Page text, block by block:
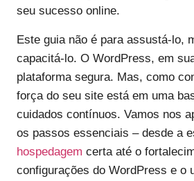
seu sucesso online.
Este guia não é para assustá-lo,
capacitá-lo. O WordPress, em
plataforma segura. Mas, como
força do seu site está em uma
cuidados contínuos. Vamos nos
os passos essenciais – desde a
hospedagem certa até o
configurações do WordPress e o